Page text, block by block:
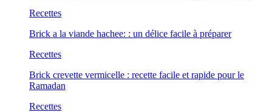
Recettes
Brick a la viande hachee: : un délice facile à préparer
Recettes
Brick crevette vermicelle : recette facile et rapide pour le
Ramadan
Recettes